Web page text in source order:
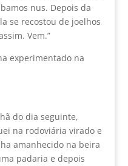
nus. Depois da
se recostou de joelhos
Vem.”
experimentado na
do dia seguinte,
na rodoviária virado e
amanhecido na beira
padaria e depois